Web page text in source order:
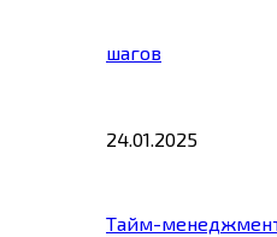
шагов
24.01.2025
Тайм-